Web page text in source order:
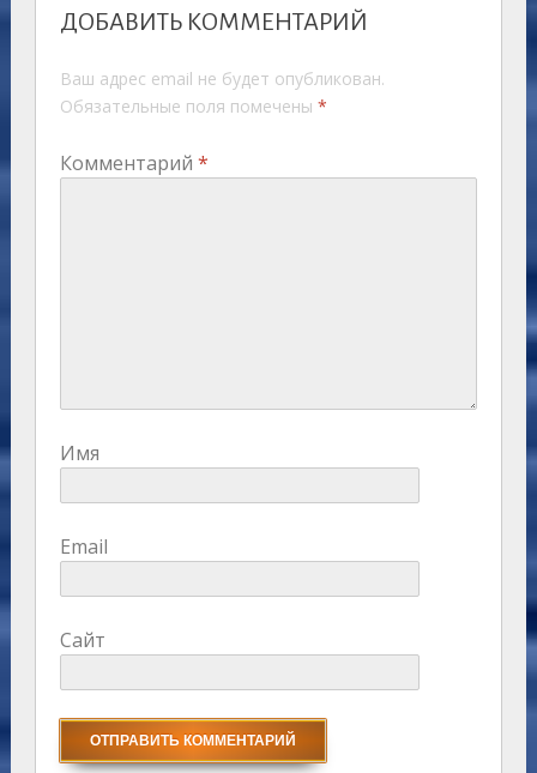
ДОБАВИТЬ КОММЕНТАРИЙ
Ваш адрес email не будет опубликован.
Обязательные поля помечены *
Комментарий *
Имя
Email
Сайт